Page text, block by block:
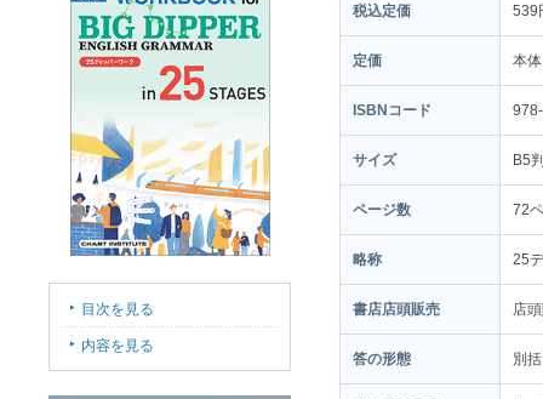
税込定価 539
定価 本
ISBNコード
サイズ B5
ページ数 72
略称 25
書店店頭販売 店
答の形態 別
目次を見る
内容を見る